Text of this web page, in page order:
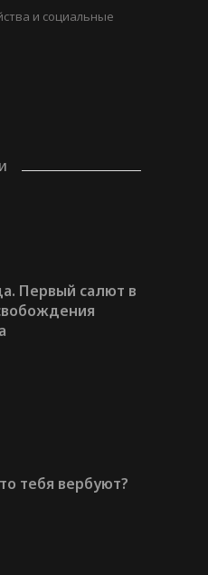
и социальные
Первый салют в
тебя вербуют?